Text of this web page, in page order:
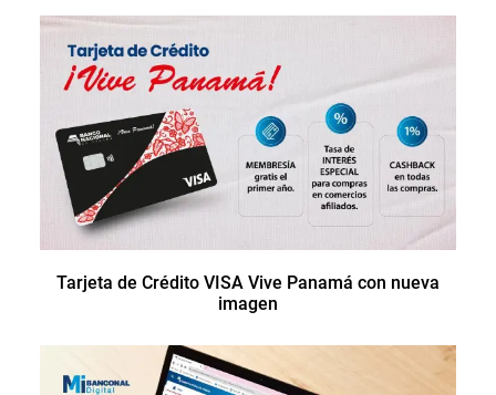
Tarjeta de Crédito VISA Vive Panamá con nueva
imagen